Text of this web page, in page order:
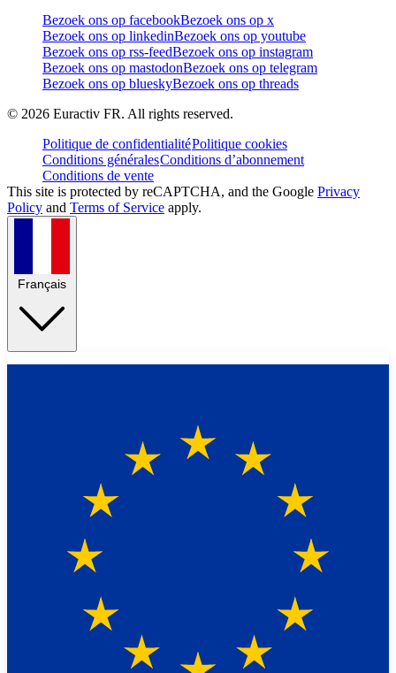
Bezoek ons op facebookBezoek ons op x
Bezoek ons op linkedinBezoek ons op youtube
Bezoek ons op rss-feedBezoek ons op instagram
Bezoek ons op mastodonBezoek ons op telegram
Bezoek ons op blueskyBezoek ons op threads
© 2026 Euractiv FR. All rights reserved.
Politique de confidentialitéPolitique cookies
Conditions généralesConditions d’abonnement
Conditions de vente
This site is protected by reCAPTCHA, and the Google Privacy
Policy and Terms of Service apply.
Français